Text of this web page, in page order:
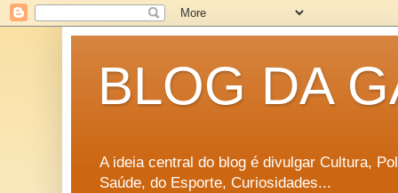
BLOG DA
A ideia central do blog é divulgar Cultura,
Saúde, do Esporte, Curiosidades...